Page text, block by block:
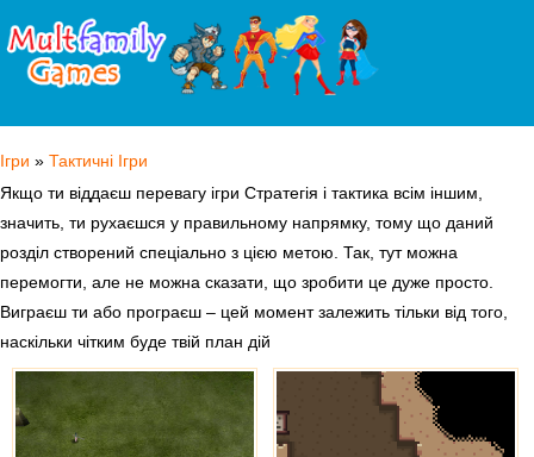
Ігри » Тактичні Ігри
Якщо ти віддаєш перевагу ігри Стратегія і тактика всім іншим,
значить, ти рухаєшся у правильному напрямку, тому що даний
розділ створений спеціально з цією метою. Так, тут можна
перемогти, але не можна сказати, що зробити це дуже просто.
Виграєш ти або програєш – цей момент залежить тільки від того,
наскільки чітким буде твій план дій